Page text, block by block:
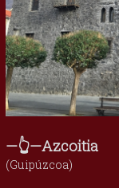
—👆—Azcoitia
(Guipúzcoa)